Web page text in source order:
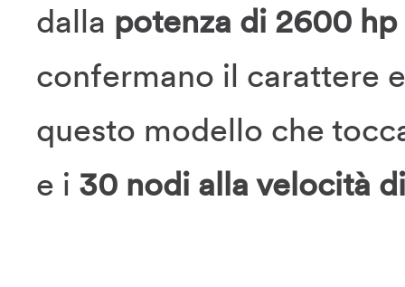
dalla potenza di 2600
confermano il carattere
questo modello che
e i 30 nodi alla velocità